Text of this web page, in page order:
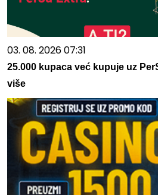
03. 08. 2026 07:31
25.000 kupaca već kupuje uz
više